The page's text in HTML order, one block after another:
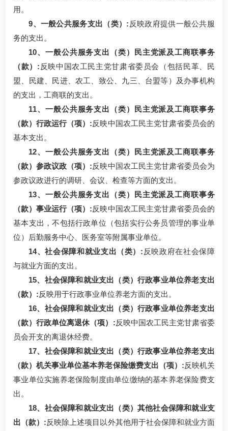
用。
9、一般公共服务支出（类）: 反映政府提供一般公共服
务的支出。
10、一般公共服务支出（类）民主党派及工商联事务
（款）: 反映中国农工民主党甘肃省委员会（包括民革、民
盟、民建、民进、农工、致公、九三、台盟等）及办事机构
的支出，工商联的支出。
11、一般公共服务支出（类）民主党派及工商联事务
（款）行政运行（项）:反映中国农工民主党甘肃省委员会的
基本支出。
12、一般公共服务支出（类）民主党派及工商联事务
（款）参政议政（项）:反映中国农工民主党甘肃省委员会为
参政议政进行的调研、会议、检查等方面的支出。
13、一般公共服务支出（类）民主党派及工商联事务
（款）事业运行（项）:反映中国农工民主党甘肃省委员会的
基本支出，不包括行政单位（包括实行公务员管理的事业单
位）后勤服务中心、医务室等附属事业单位。
14、社会保障和就业支出（类）: 反映政府在社会保障
与就业方面的支出。
15、社会保障和就业支出（类）行政事业单位养老支出
（款）:反映用于行政事业单位养老方面的支出。
16、社会保障和就业支出（类）行政事业单位养老支出
（款）行政单位离退休（项）:反映中国农工民主党甘肃省委
员会开支的离退休经费。
17、社会保障和就业支出（类）行政事业单位养老支出
（款）机关事业单位基本养老保险缴费支出（项）:反映机关
事业单位实施养老保险制度由单位缴纳的基本养老保险费支
出。
18、社会保障和就业支出（类）其他社会保障和就业支
出（款）:反映除上述项目以外其他用于社会保障和就业方面